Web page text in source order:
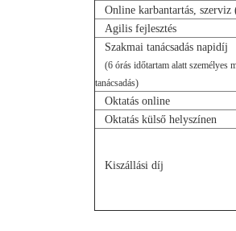
Online karbantartás, szerviz
Agilis fejlesztés
Szakmai tanácsadás napidíj
(6 órás időtartam alatt személyes
tanácsadás)
Oktatás online
Oktatás külső helyszínen
Kiszállási díj